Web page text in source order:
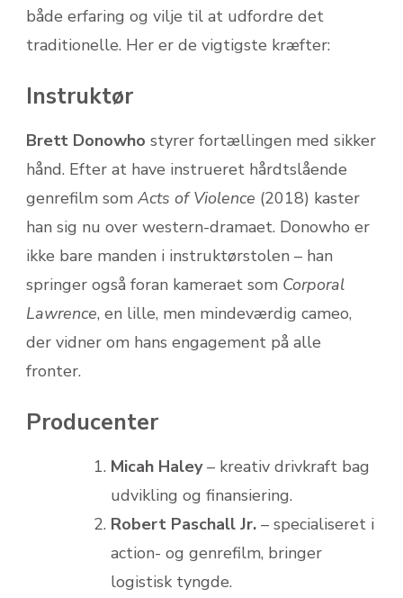
både erfaring og vilje til at udfordre det
traditionelle. Her er de vigtigste kræfter:
Instruktør
Brett Donowho styrer fortællingen med sikker
hånd. Efter at have instrueret hårdtslående
genrefilm som Acts of Violence (2018) kaster
han sig nu over western-dramaet. Donowho er
ikke bare manden i instruktørstolen – han
springer også foran kameraet som Corporal
Lawrence, en lille, men mindeværdig cameo,
der vidner om hans engagement på alle
fronter.
Producenter
Micah Haley– kreativ drivkraft bag
udvikling og finansiering.
Robert Paschall Jr. – specialiseret i
action- og genrefilm, bringer
logistisk tyngde.